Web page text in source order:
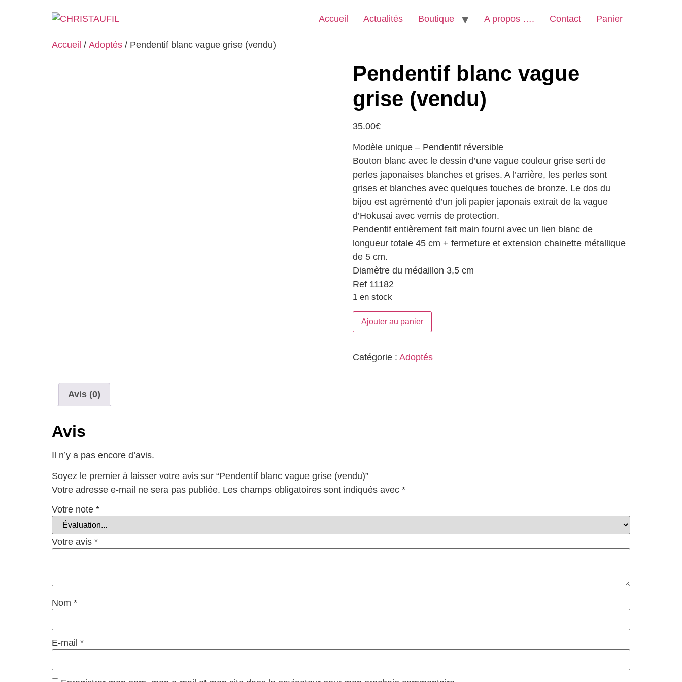
Accueil Actualités Boutique A propos …. Contact Panier
Accueil / Adoptés / Pendentif blanc vague grise (vendu)
Pendentif blanc vague
grise (vendu)
35.00€
Modèle unique – Pendentif réversible
Bouton blanc avec le dessin d’une vague couleur grise serti de
perles japonaises blanches et grises. A l’arrière, les perles sont
grises et blanches avec quelques touches de bronze. Le dos du
bijou est agrémenté d’un joli papier japonais extrait de la vague
d’Hokusai avec vernis de protection.
Pendentif entièrement fait main fourni avec un lien blanc de
longueur totale 45 cm + fermeture et extension chainette métallique
de 5 cm.
Diamètre du médaillon 3,5 cm
Ref 11182
1 en stock
Ajouter au panier
Catégorie : Adoptés
Avis (0)
Avis
Il n’y a pas encore d’avis.
Soyez le premier à laisser votre avis sur “Pendentif blanc vague grise (vendu)”
Votre adresse e-mail ne sera pas publiée. Les champs obligatoires sont indiqués avec *
Votre note *
Votre avis *
Nom *
E-mail *